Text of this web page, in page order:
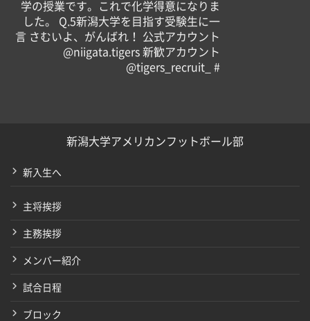
学の授業です。これで化学得意になりま
した。 Q.5新潟大学を目指す受験生に一
言 さむいよ、がんばれ！ 公式アカウント️
@niigata.tigers 新歓アカウント️
@tigers_recruit_ #
新潟大学アメリカンフットボール部
新入生へ
主将挨拶
主務挨拶
メンバー紹介
試合日程
ブロック